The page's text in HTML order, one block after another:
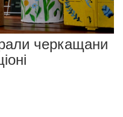
черкащани